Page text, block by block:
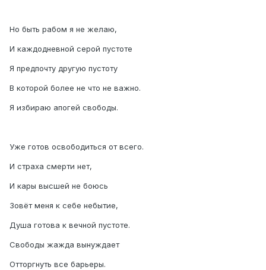
Но быть рабом я не желаю,
И каждодневной серой пустоте
Я предпочту другую пустоту
В которой более не что не важно.
Я избираю апогей свободы.
Уже готов освободиться от всего.
И страха смерти нет,
И кары высшей не боюсь
Зовёт меня к себе небытие,
Душа готова к вечной пустоте.
Свободы жажда вынуждает
Отторгнуть все барьеры.